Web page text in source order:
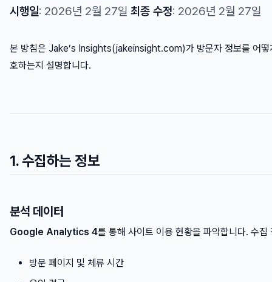
시행일: 2026년 2월 27일 최종 수정: 2026년 2월 27일
본 방침은 Jake’s Insights(jakeinsight.com)가 방문자 정보를 어떻
호하는지 설명합니다.
1. 수집하는 정보
분석 데이터
Google Analytics 4를 통해 사이트 이용 현황을 파악합니다. 수집
방문 페이지 및 체류 시간